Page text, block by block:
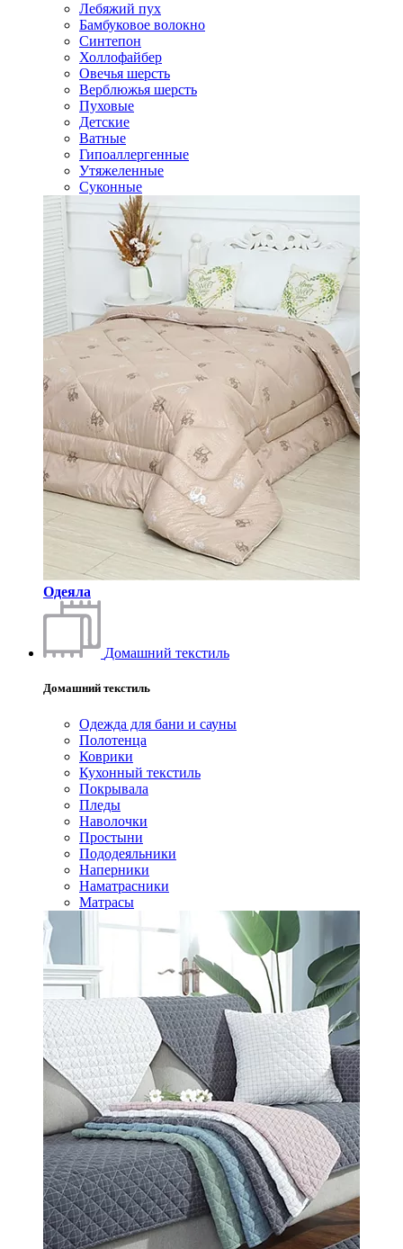
Лебяжий пух
Бамбуковое волокно
Синтепон
Холлофайбер
Овечья шерсть
Верблюжья шерсть
Пуховые
Детские
Ватные
Гипоаллергенные
Утяжеленные
Суконные
Одеяла
Домашний текстиль
Домашний текстиль
Одежда для бани и сауны
Полотенца
Коврики
Кухонный текстиль
Покрывала
Пледы
Наволочки
Простыни
Пододеяльники
Наперники
Наматрасники
Матрасы